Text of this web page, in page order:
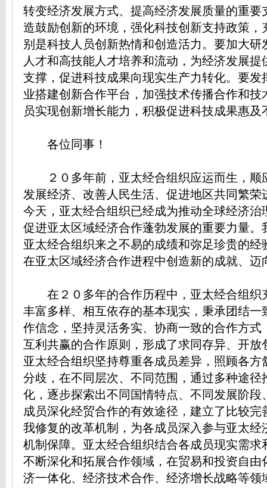
转变经济发展方式、提高经济发展质量的重要
造鼓励创新的环境，强化科技创新支持政策，
别是科技人员创新热情和创造活力。要加大研
人才和高技能人才培养和流动，为经济发展提
支撑，促进科技成果向现实生产力转化。要发
业搭建创新合作平台，加强技术传播合作和技
员实现创新增长能力，积极促进科技成果惠及
各位同事！
２０多年前，亚太经合组织应运而生，顺
发展经济、改善人民生活、促进地区共同繁荣
今天，亚太经合组织已经成为推动全球经济治
促进亚太区域经济合作蓬勃发展的重要力量。
亚太经合组织来之不易的成绩和弥足珍贵的经
在亚太区域经济合作进程中创造新的成就、迈
在２０多年的合作历程中，亚太经合组织
丰富多样、相互依存的基本现实，秉承团结一
作信念，坚持灵活务实、协商一致的合作方式
互利共赢的合作原则，形成了求同存异、开放
亚太经合组织坚持尊重各成员差异，照顾各方
分歧，在不同层次、不同范围，通过多种途径
化，逐步探索出不同国情特点、不同发展阶段
成员深化经贸合作的有效途径，建立了比较完
我修复的改革机制，为各成员深入参与亚太经
机制保障。亚太经合组织结合各成员现实需求
不断深化和拓展合作领域，在贸易和投资自由
济一体化、经济技术合作、经济增长战略等领